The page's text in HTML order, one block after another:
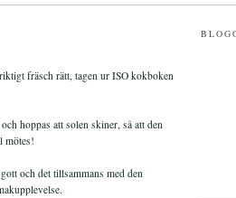
fräsch rätt, tagen ur ISO kokboken
hoppas att solen skiner, så att den
mötes!
och det tillsammans med den